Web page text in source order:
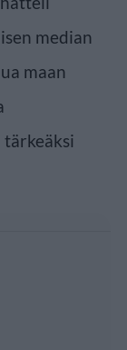
median
maan